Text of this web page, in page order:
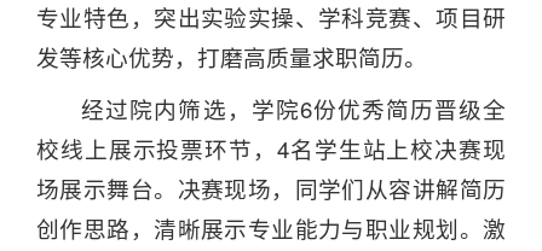
专业特色，突出实验实操、学科竞赛、项目研
发等核心优势，打磨高质量求职简历。
经过院内筛选，学院6份优秀简历晋级全
校线上展示投票环节，4名学生站上校决赛现
场展示舞台。决赛现场，同学们从容讲解简历
创作思路，清晰展示专业能力与职业规划。激